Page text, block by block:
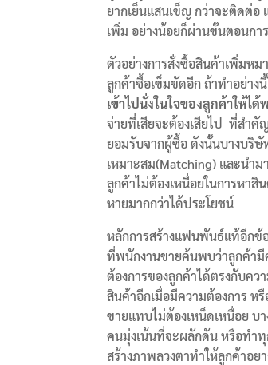
ยากเย็นแสนเข็ญ กว่าจะติดต่อ
เพิ่ม อย่างน้อยก็ผ่านขั้นตอนกา
ตัวอย่างการสั่งซื้อสินค้าเพิ่มหม
ลูกค้าซื้อเข็มขัดอีก ถ้าทำอย่าง
เข้าไปนั่งในใจของลูกค้าให้ไ
จ่ายที่เสียจะต้องเสียไป ที่สำคั
ยอมรับจากผู้ซื้อ ดังนั้นบางบริษั
เหมาะสม(Matching) และนำ
ลูกค้าไม่ต้องเหนื่อยในการหาสิ
หายมากกว่าได้ประโยชน์
หลักการสร้างแฟนพันธ์แท้อีกข้
ที่พนักงานขายค้นพบว่าลูกค้ามี
ต้องการของลูกค้าได้ตรงกับค
สินค้าอีกเมื่อมีความต้องการ ห
ขายแทบไม่ต้องเหน็ดเหนื่อย บ
คนมุ่งเน้นที่จะผลักดัน หรือทำทุ
สร้างภาพลวงตาทำให้ลูกค้าอย